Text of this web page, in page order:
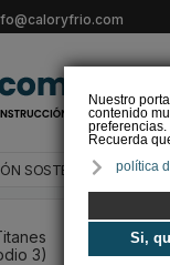
Nuestro
contenido
preferencias.
Recuerda
política
Si,
SOSTENIBLE
3)